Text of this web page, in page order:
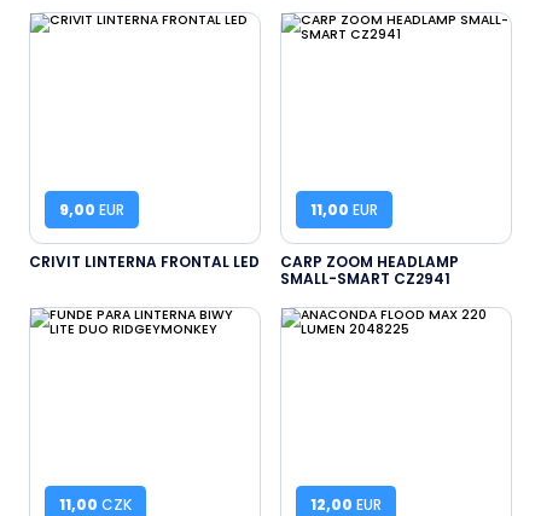
9,00 EUR
CRIVIT LINTERNA FRONTAL LED
11,00 EUR
CARP ZOOM HEADLAMP
SMALL-SMART CZ2941
11,00 CZK 12,00 EUR